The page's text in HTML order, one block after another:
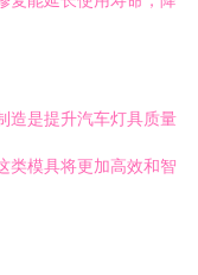
造是提升汽车灯具质量
类模具将更加高效和智